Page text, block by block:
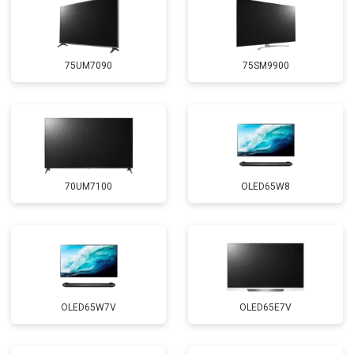
75UM7090 75SM9900
70UM7100 OLED65W8
OLED65W7V OLED65E7V